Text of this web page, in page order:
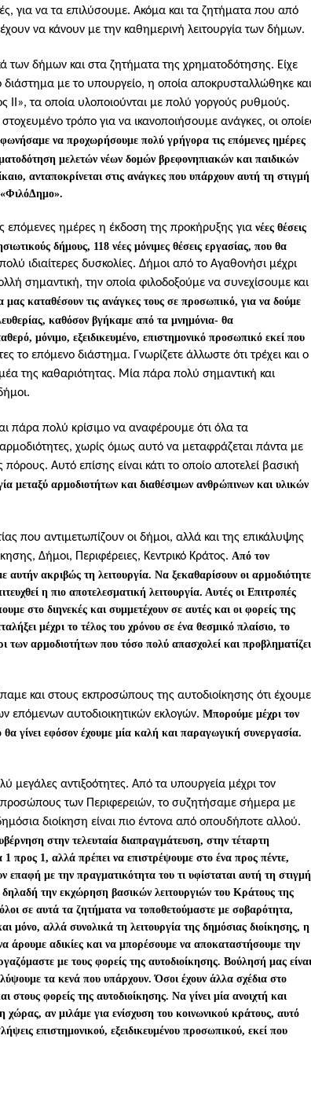
για να τα επιλύσουμε. Ακόμα και τα ζητήματα που από
να κάνουν με την καθημερινή λειτουργία των δήμων.
των δήμων και στα ζητήματα της χρηματοδότησης. Είχε
με το υπουργείο, η οποία αποκρυσταλλώθηκε και
τα οποία υλοποιούνται με πολύ γοργούς ρυθμούς.
τρόπο για να ικανοποιήσουμε ανάγκες, οι
να προχωρήσουμε πολύ γρήγορα τις επόμενες ημέρες
μελετών νέων δομών βρεφονηπιακών και παιδικών
ανταποκρίνεται στις ανάγκες που υπάρχουν αυτή τη στιγμή
επόμενες ημέρες η έκδοση της προκήρυξης για νέες θέσεις
δήμους, 118 νέες μόνιμες θέσεις εργασίας, που θα
ιδιαίτερες δυσκολίες. Δήμοι από το Αγαθονήσι μέχρι
σημαντική, την οποία φιλοδοξούμε να συνεχίσουμε και
καταθέσουν τις ανάγκες τους σε προσωπικό, για να δούμε
καθόσον βγήκαμε από τα μνημόνια- θα
μόνιμο, εξειδικευμένο, επιστημονικό προσωπικό εκεί που
το επόμενο διάστημα. Γνωρίζετε άλλωστε ότι τρέχει και ο
της καθαριότητας. Μία πάρα πολύ σημαντική και
πάρα πολύ κρίσιμο να αναφέρουμε ότι όλα τα
χωρίς όμως αυτό να μεταφράζεται πάντα με
Αυτό επίσης είναι κάτι το οποίο αποτελεί βασική
μεταξύ αρμοδιοτήτων και διαθέσιμων ανθρώπινων και υλικών
που αντιμετωπίζουν οι δήμοι, αλλά και της επικάλυψης
Δήμοι, Περιφέρειες, Κεντρικό Κράτος. Από τον
αυτήν ακριβώς τη λειτουργία. Να ξεκαθαρίσουν οι
η πιο αποτελεσματική λειτουργία. Αυτές οι Επιτροπές
στο διηνεκές και συμμετέχουν σε αυτές και οι φορείς της
μέχρι το τέλος του χρόνου σε ένα θεσμικό πλαίσιο, το
των αρμοδιοτήτων που τόσο πολύ απασχολεί και προβληματίζει
και στους εκπροσώπους της αυτοδιοίκησης ότι έχουμε
επόμενων αυτοδιοικητικών εκλογών. Μπορούμε μέχρι τον
γίνει εφόσον έχουμε μία καλή και παραγωγική συνεργασία.
μεγάλες αντιξοότητες. Από τα υπουργεία μέχρι τον
των Περιφερειών, το συζητήσαμε σήμερα με
διοίκηση είναι πιο έντονα από οπουδήποτε αλλού.
στην τελευταία διαπραγμάτευση, στην τέταρτη
προς 1, αλλά πρέπει να επιστρέψουμε στο ένα προς πέντε,
επαφή με την πραγματικότητα του τι υφίσταται αυτή τη στιγμή
την εκχώρηση βασικών λειτουργιών του Κράτους της
σε αυτά τα ζητήματα να τοποθετούμαστε με σοβαρότητα,
μόνο, αλλά συνολικά τη λειτουργία της δημόσιας διοίκησης, η
άρουμε αδικίες και να μπορέσουμε να αποκαταστήσουμε την
με τους φορείς της αυτοδιοίκησης. Βούλησή μας είναι
τα κενά που υπάρχουν. Όσοι έχουν άλλα σχέδια στο
φορείς της αυτοδιοίκησης. Να γίνει μία ανοιχτή και
αν μιλάμε για ενίσχυση του κοινωνικού κράτους, αυτό
επιστημονικού, εξειδικευμένου προσωπικού, εκεί που